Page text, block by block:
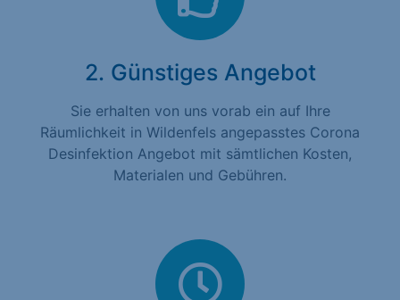
2. Günstiges Angebot
Sie erhalten von uns vorab ein auf Ihre
Räumlichkeit in Wildenfels angepasstes Corona
Desinfektion Angebot mit sämtlichen Kosten,
Materialen und Gebühren.